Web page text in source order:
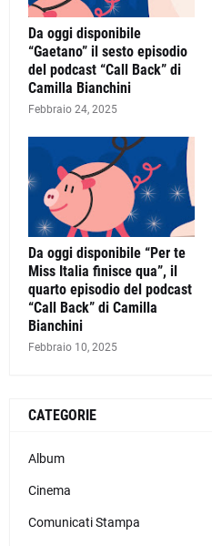
Da oggi disponibile
“Gaetano” il sesto episodio
del podcast “Call Back” di
Camilla Bianchini
Febbraio 24, 2025
Da oggi disponibile “Per te
Miss Italia finisce qua”, il
quarto episodio del podcast
“Call Back” di Camilla
Bianchini
Febbraio 10, 2025
CATEGORIE
Album
Cinema
Comunicati Stampa